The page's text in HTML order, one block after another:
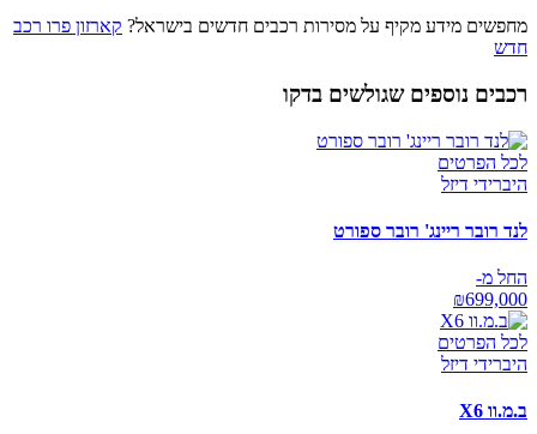
מחפשים מידע מקיף על מסירות רכבים חדשים בישראל? קארזון פרו רכב
חדש
רכבים נוספים שגולשים בדקו
לכל הפרטים
היברידי דיזל
לנד רובר ריינג' רובר ספורט
החל מ-
₪699,000
לכל הפרטים
היברידי דיזל
ב.מ.וו X6